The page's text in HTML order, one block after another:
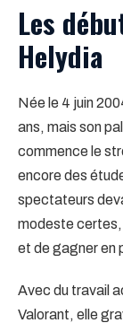
Les
Helydia
Née le 4 juin
ans, mais son
commence le
encore des
spectateurs
modeste certes,
et de gagner en
Avec du travail
Valorant, elle